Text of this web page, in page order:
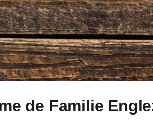
de Familie